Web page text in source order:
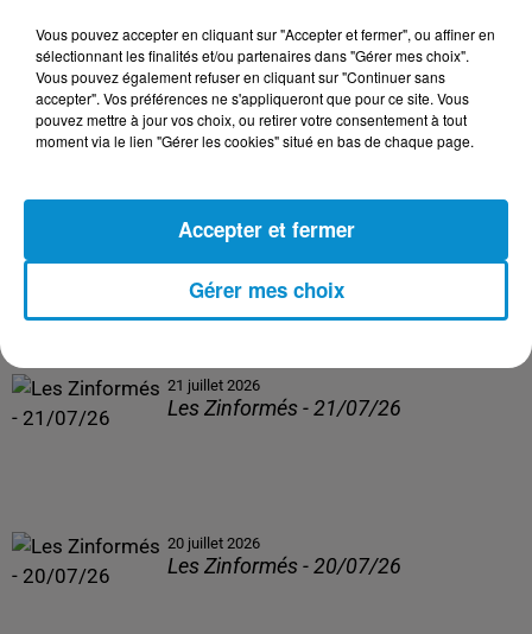
23 juillet 2026
Les Zinformés - 23/07/26
22 juillet 2026
Les Zinformés - 22/07/26
21 juillet 2026
Les Zinformés - 21/07/26
20 juillet 2026
Les Zinformés - 20/07/26
Vous pouvez accepter en cliquant sur "Accepter et fermer", ou affiner en
sélectionnant les finalités et/ou partenaires dans "Gérer mes choix".
Vous pouvez également refuser en cliquant sur "Continuer sans
accepter". Vos préférences ne s'appliqueront que pour ce site. Vous
pouvez mettre à jour vos choix, ou retirer votre consentement à tout
moment via le lien "Gérer les cookies" situé en bas de chaque page.
Gérer mes choix
Accepter et fermer